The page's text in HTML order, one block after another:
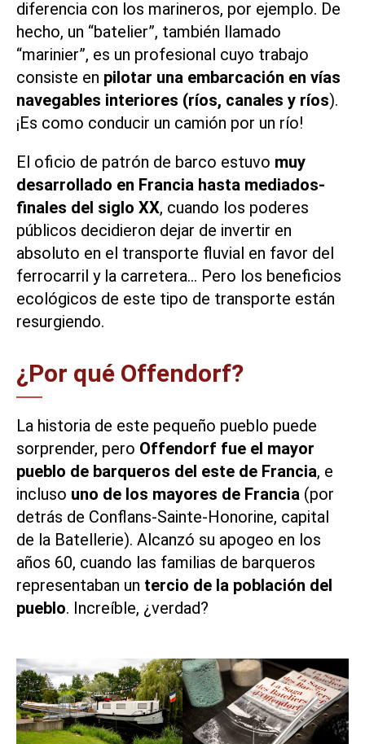
diferencia con los marineros, por ejemplo. De
hecho, un “batelier”, también llamado
“marinier”, es un profesional cuyo trabajo
consiste en pilotar una embarcación en vías
navegables interiores (ríos, canales y ríos).
¡Es como conducir un camión por un río!
El oficio de patrón de barco estuvo muy
desarrollado en Francia hasta mediados-
finales del siglo XX, cuando los poderes
públicos decidieron dejar de invertir en
absoluto en el transporte fluvial en favor del
ferrocarril y la carretera… Pero los beneficios
ecológicos de este tipo de transporte están
resurgiendo.
¿Por qué Offendorf?
La historia de este pequeño pueblo puede
sorprender, pero Offendorf fue el mayor
pueblo de barqueros del este de Francia, e
incluso uno de los mayores de Francia (por
detrás de Conflans-Sainte-Honorine, capital
de la Batellerie). Alcanzó su apogeo en los
años 60, cuando las familias de barqueros
representaban un tercio de la población del
pueblo. Increíble, ¿verdad?